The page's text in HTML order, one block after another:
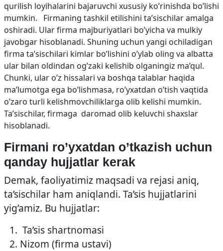
qurilish loyihalarini bajaruvchi xususiy ko’rinishda bo’lishi
mumkin. Firmaning tashkil etilishini ta’sischilar amalga
oshiradi. Ular firma majburiyatlari bo’yicha va mulkiy
javobgar hisoblanadi. Shuning uchun yangi ochiladigan
firma ta’sischilari kimlar bo’lishini o’ylab oling va albatta
ular bilan oldindan og’zaki kelishib olganingiz ma’qul.
Chunki, ular o’z hissalari va boshqa talablar haqida
ma’lumotga ega bo’lishmasa, ro’yxatdan o’tish vaqtida
o’zaro turli kelishmovchiliklarga olib kelishi mumkin.
Ta’sischilar, firmaga daromad olib keluvchi shaxslar
hisoblanadi.
Firmani ro’yxatdan o’tkazish uchun
qanday hujjatlar kerak
Demak, faoliyatimiz maqsadi va rejasi aniq,
ta’sischilar ham aniqlandi. Ta’sis hujjatlarini
yig’amiz. Bu hujjatlar:
Ta’sis shartnomasi
Nizom (firma ustavi)